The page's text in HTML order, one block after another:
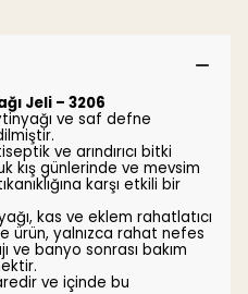
Jeli – 3206
ve saf defne
ve arındırıcı bitki
kış günlerinde ve mevsim
karşı etkili bir
kas ve eklem rahatlatıcı
ürün, yalnızca rahat nefes
ve banyo sonrası bakım
ve içinde bu